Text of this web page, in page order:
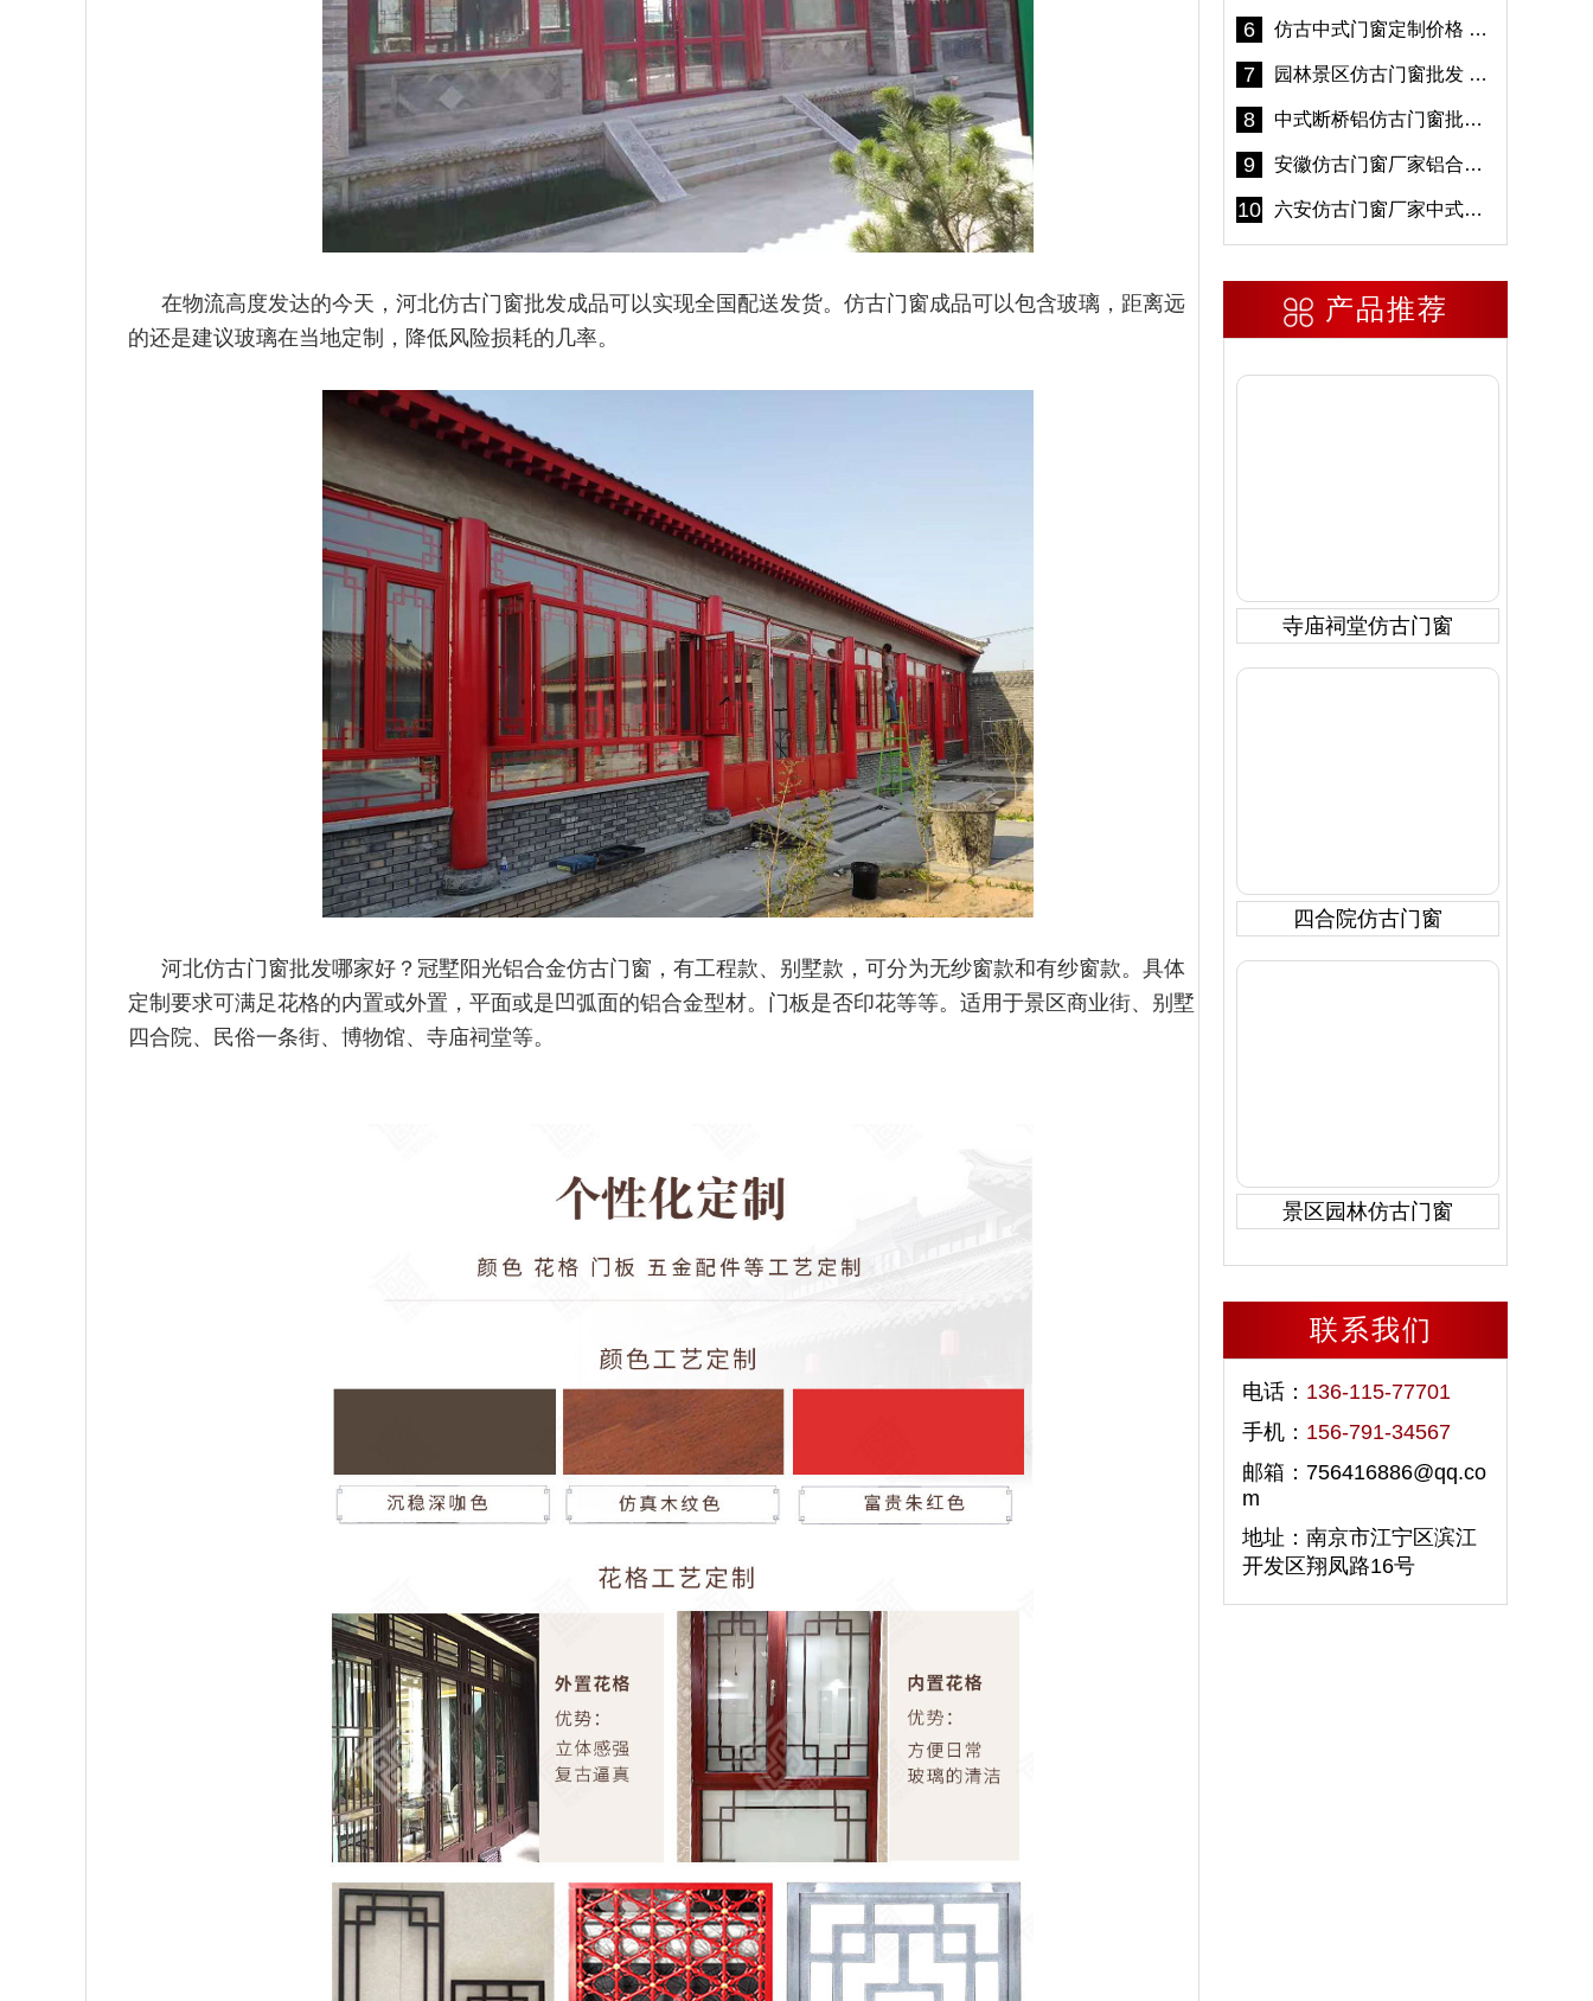
在物流高度发达的今天，河北仿古门窗批发成品可以实现全国配送发货。仿古门窗成品可以包含玻璃，距离远
的还是建议玻璃在当地定制，降低风险损耗的几率。
河北仿古门窗批发哪家好？冠墅阳光铝合金仿古门窗，有工程款、别墅款，可分为无纱窗款和有纱窗款。具体
定制要求可满足花格的内置或外置，平面或是凹弧面的铝合金型材。门板是否印花等等。适用于景区商业街、别墅
四合院、民俗一条街、博物馆、寺庙祠堂等。
6 仿古中式门窗定制价格 铝合金仿古门窗报价
7 园林景区仿古门窗批发 铝合金仿古门窗采购-冠墅阳光
8 中式断桥铝仿古门窗批发 冠墅阳光仿古门窗 6000平米实体工厂
9 安徽仿古门窗厂家铝合金仿古门窗批发 免费设计出货快
10 六安仿古门窗厂家中式仿古门窗制作 6000平米源头厂家
产品推荐
寺庙祠堂仿古门窗
四合院仿古门窗
景区园林仿古门窗
联系我们
电话： 136-115-77701
手机： 156-791-34567
邮箱：756416886@qq.co
m
地址：南京市江宁区滨江
开发区翔凤路16号